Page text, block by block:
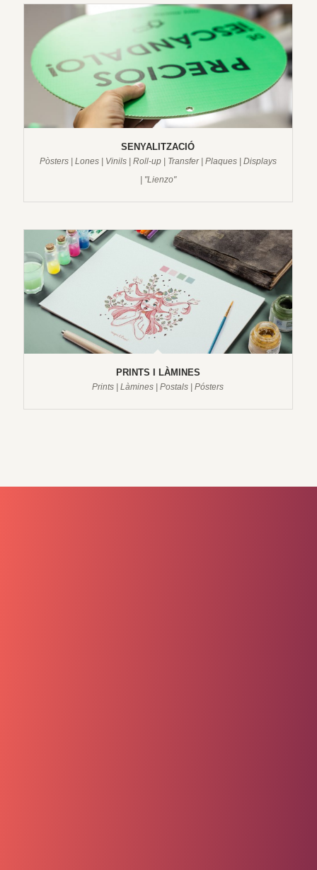
SENYALITZACIÓ
Pòsters | Lones | Vinils | Roll-up | Transfer | Plaques | Displays
| "Lienzo"
PRINTS I LÀMINES
Prints | Làmines | Postals | Pósters